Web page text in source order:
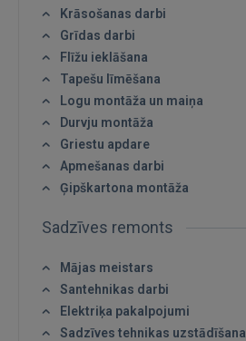
Krāsošanas darbi
Grīdas darbi
Flīžu ieklāšana
Tapešu līmēšana
Logu montāža un maiņa
Durvju montāža
Griestu apdare
Apmešanas darbi
Ģipškartona montāža
Sadzīves remonts
Mājas meistars
Santehnikas darbi
Elektriķa pakalpojumi
Sadzīves tehnikas uzstādīšana